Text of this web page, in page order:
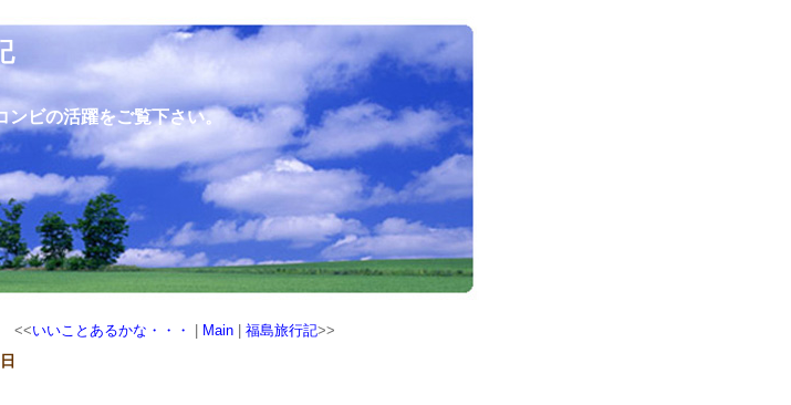
ンビの活躍をご覧下さい。
<<いいことあるかな・・・ Main 福島旅行記>>